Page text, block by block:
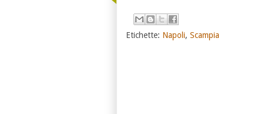
Etichette: Napoli, Scampia